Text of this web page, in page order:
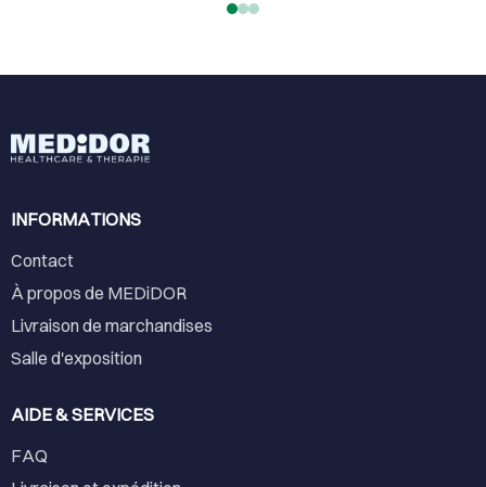
INFORMATIONS
Contact
À propos de MEDiDOR
Livraison de marchandises
Salle d'exposition
AIDE & SERVICES
FAQ